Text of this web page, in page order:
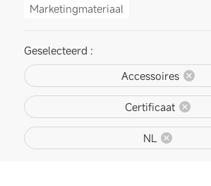
Marketingmateriaal
Geselecteerd :
Accessoires
Certificaat
NL